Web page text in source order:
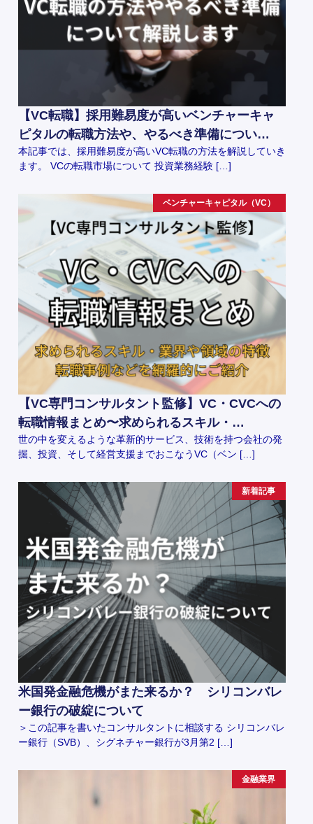
【VC転職】採用難易度が高いベンチャーキャ
ピタルの転職方法や、やるべき準備につい…
本記事では、採用難易度が高いVC転職の方法を解説していき
ます。 VCの転職市場について 投資業務経験 […]
ベンチャーキャピタル（VC）
【VC専門コンサルタント監修】VC・CVCへの
転職情報まとめ〜求められるスキル・…
世の中を変えるような革新的サービス、技術を持つ会社の発
掘、投資、そして経営支援までおこなうVC（ベン […]
新着記事
米国発金融危機がまた来るか？ シリコンバレ
ー銀行の破綻について
＞この記事を書いたコンサルタントに相談する シリコンバレ
ー銀行（SVB）、シグネチャー銀行が3月第2 […]
金融業界